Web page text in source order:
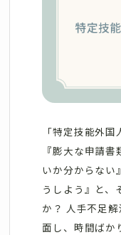
「特定技能外
『膨大な申請
いか分からない
うしよう』と、
か？ 人手不足
面し、時間ばか